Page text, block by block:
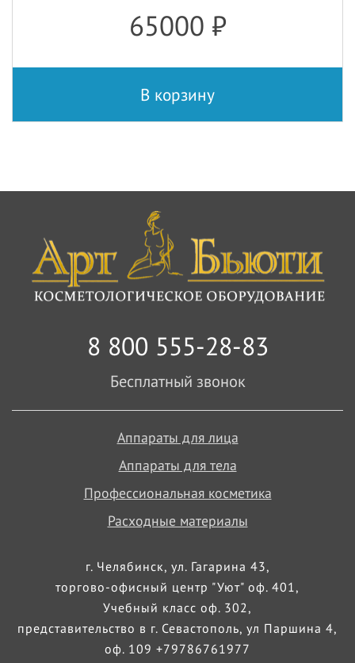
65000 ₽
В корзину
8 800 555-28-83
Бесплатный звонок
Аппараты для лица
Аппараты для тела
Профессиональная косметика
Расходные материалы
г. Челябинск, ул. Гагарина 43,
торгово-офисный центр "Уют" оф. 401,
Учебный класс оф. 302,
представительство в г. Севастополь, ул Паршина 4,
оф. 109 +79786761977